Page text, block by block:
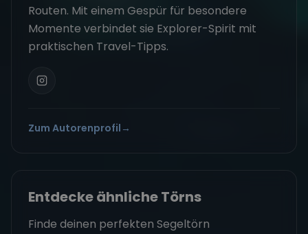
Routen. Mit einem Gespür für besondere
Momente verbindet sie Explorer-Spirit mit
praktischen Travel-Tipps.
Zum Autorenprofil →
Entdecke ähnliche Törns
Finde deinen perfekten Segeltörn